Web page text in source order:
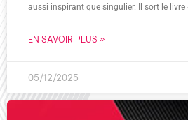
aussi inspirant que singulier. Il sort le livre
EN SAVOIR PLUS »
05/12/2025